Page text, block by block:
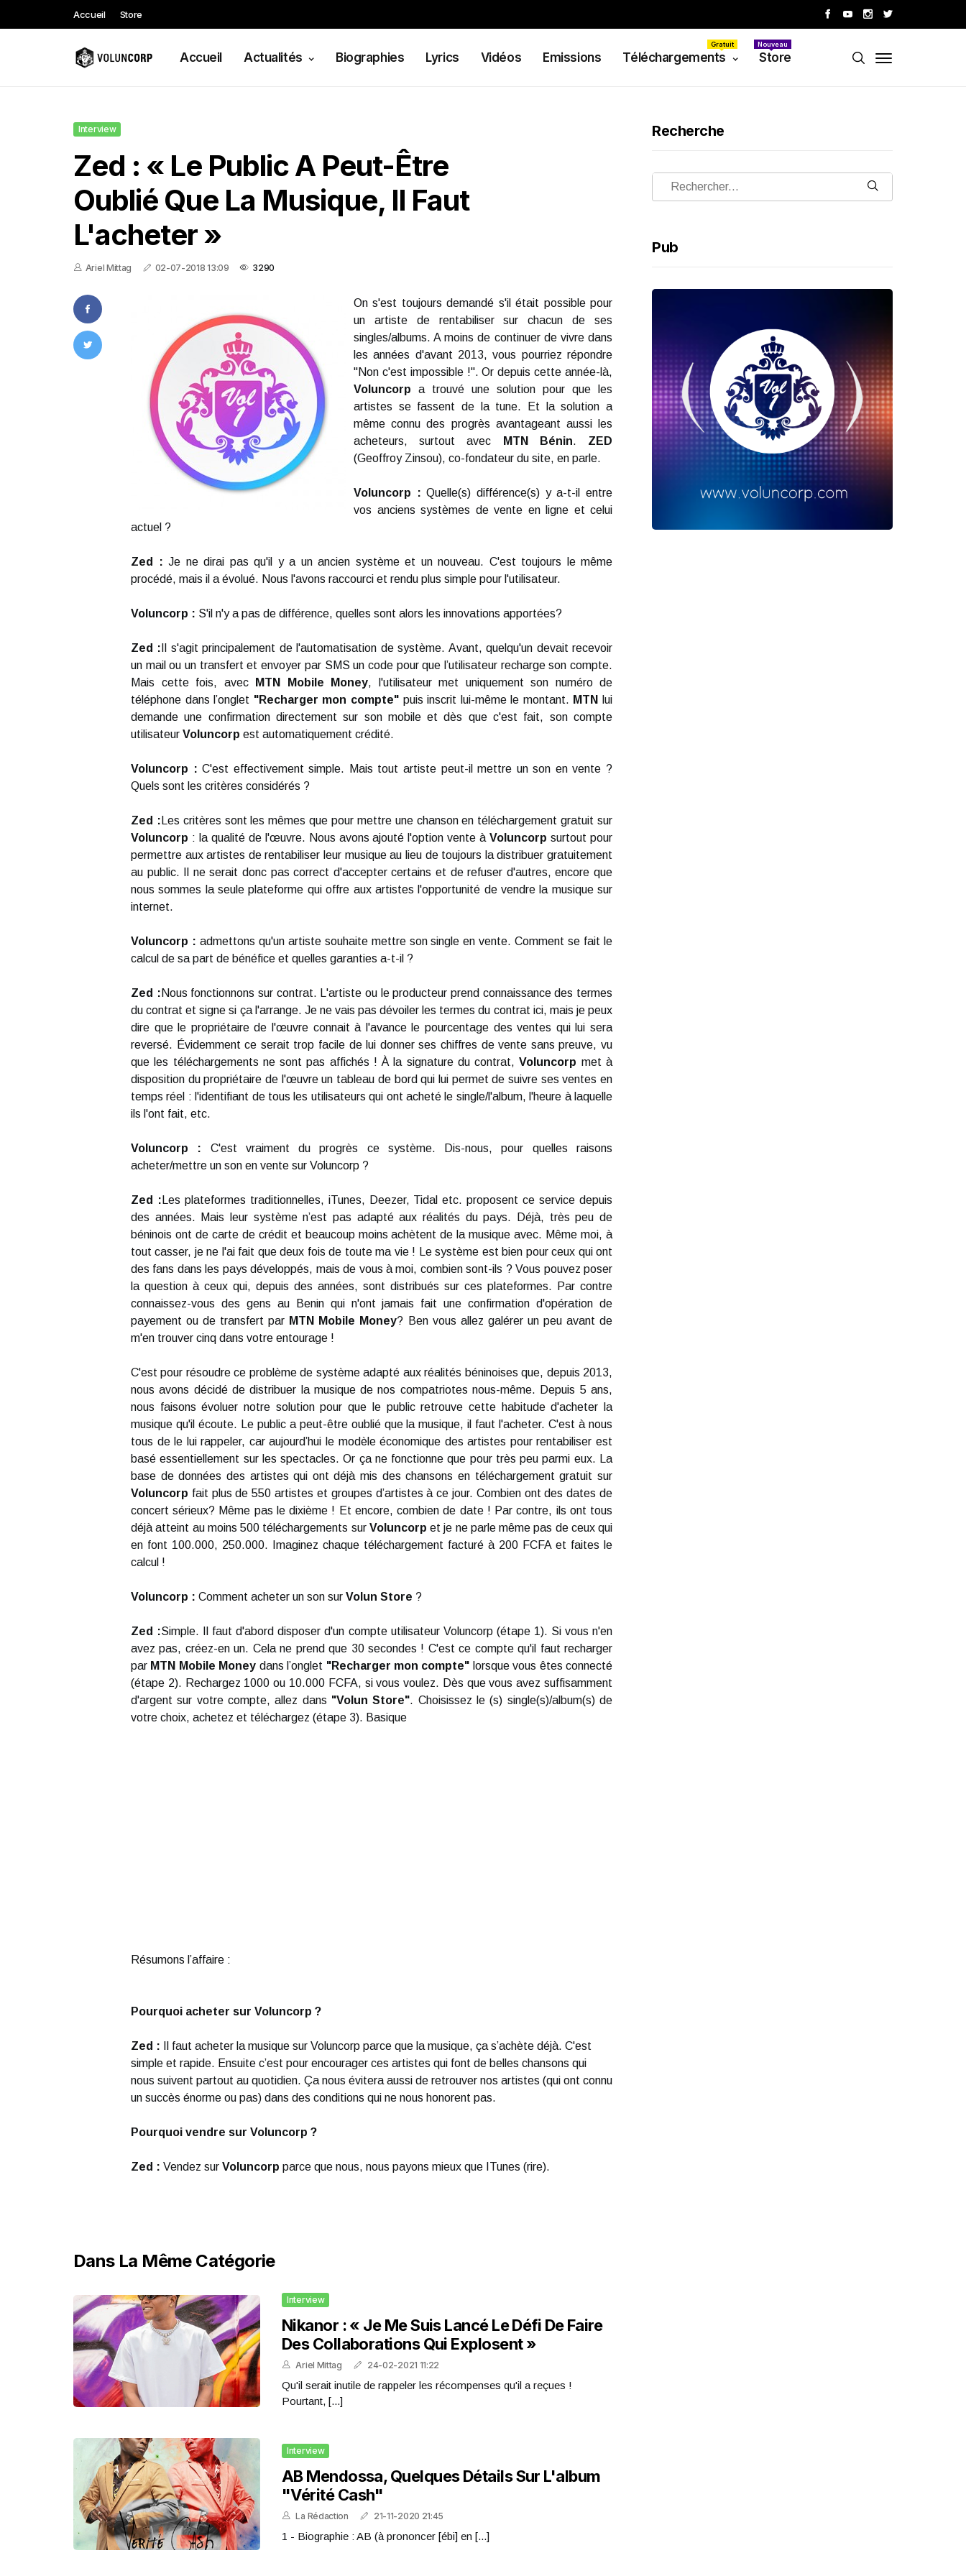
Accueil Store
Accueil Actualités Biographies Lyrics Vidéos Emissions Téléchargements
Gratuit
Store
Nouveau
Interview
Zed : « Le Public A Peut-Être
Oublié Que La Musique, Il Faut
L'acheter »
Ariel Mittag 02-07-2018 13:09 3290
On s'est toujours demandé s'il était possible pour
un artiste de rentabiliser sur chacun de ses
singles/albums. A moins de continuer de vivre dans
les années d'avant 2013, vous pourriez répondre
''Non c'est impossible !''. Or depuis cette année-là,
Voluncorp a trouvé une solution pour que les
artistes se fassent de la tune. Et la solution a
même connu des progrès avantageant aussi les
acheteurs, surtout avec
MTN Bénin. ZED
(Geoffroy Zinsou), co-fondateur du site, en parle.
Voluncorp : Quelle(s) différence(s) y a-t-il entre
vos anciens systèmes de vente en ligne et celui
actuel ?
Zed : Je ne dirai pas qu'il y a un ancien système et un nouveau. C'est toujours le même
procédé, mais il a évolué. Nous l'avons raccourci et rendu plus simple pour l'utilisateur.
Voluncorp : S'il n'y a pas de différence, quelles sont alors les innovations apportées?
Zed : Il s'agit principalement de l'automatisation de système. Avant, quelqu'un devait recevoir
un mail ou un transfert et envoyer par SMS un code pour que l’utilisateur recharge son compte.
Mais cette fois, avec
MTN Mobile Money, l'utilisateur met uniquement son numéro de
téléphone dans l’onglet "Recharger mon compte"puis inscrit lui-même le montant. MTN
lui
demande une confirmation directement sur son mobile et dès que c'est fait, son compte
utilisateur Voluncorp est automatiquement crédité.
Voluncorp : C'est effectivement simple. Mais tout artiste peut-il mettre un son en vente ?
Quels sont les critères considérés ?
Zed : Les critères sont les mêmes que pour mettre une chanson en téléchargement gratuit sur
Voluncorp : la qualité de l'œuvre. Nous avons ajouté l'option vente àVoluncorp surtout pour
permettre aux artistes de rentabiliser leur musique au lieu de toujours la distribuer gratuitement
au public. Il ne serait donc pas correct d'accepter certains et de refuser d'autres, encore que
nous sommes la seule plateforme qui offre aux artistes l'opportunité de vendre la musique sur
internet.
Voluncorp : admettons qu'un artiste souhaite mettre son single en vente. Comment se fait le
calcul de sa part de bénéfice et quelles garanties a-t-il ?
Zed : Nous fonctionnons sur contrat. L'artiste ou le producteur prend connaissance des termes
du contrat et signe si ça l'arrange. Je ne vais pas dévoiler les termes du contrat ici, mais je peux
dire que le propriétaire de l'œuvre connait à l'avance le pourcentage des ventes qui lui sera
reversé. Évidemment ce serait trop facile de lui donner ses chiffres de vente sans preuve, vu
que les téléchargements ne sont pas affichés ! À la signature du contrat,Voluncorp met à
disposition du propriétaire de l'œuvre un tableau de bord qui lui permet de suivre ses ventes en
temps réel : l'identifiant de tous les utilisateurs qui ont acheté le single/l'album, l'heure à laquelle
ils l'ont fait, etc.
Voluncorp : C'est vraiment du progrès ce système. Dis-nous, pour quelles raisons
acheter/mettre un son en vente sur Voluncorp ?
Zed : Les plateformes traditionnelles, iTunes, Deezer, Tidal etc. proposent ce service depuis
des années. Mais leur système n’est pas adapté aux réalités du pays. Déjà, très peu de
béninois ont de carte de crédit et beaucoup moins achètent de la musique avec. Même moi, à
tout casser, je ne l'ai fait que deux fois de toute ma vie ! Le système est bien pour ceux qui ont
des fans dans les pays développés, mais de vous à moi, combien sont-ils ? Vous pouvez poser
la question à ceux qui, depuis des années, sont distribués sur ces plateformes. Par contre
connaissez-vous des gens au Benin qui n'ont jamais fait une confirmation d'opération de
payement ou de transfert par MTN Mobile Money? Ben vous allez galérer un peu avant de
m'en trouver cinq dans votre entourage !
C'est pour résoudre ce problème de système adapté aux réalités béninoises que, depuis 2013,
nous avons décidé de distribuer la musique de nos compatriotes nous-même. Depuis 5 ans,
nous faisons évoluer notre solution pour que le public retrouve cette habitude d'acheter la
musique qu'il écoute. Le public a peut-être oublié que la musique, il faut l'acheter. C'est à nous
tous de le lui rappeler, car aujourd’hui le modèle économique des artistes pour rentabiliser est
basé essentiellement sur les spectacles. Or ça ne fonctionne que pour très peu parmi eux. La
base de données des artistes qui ont déjà mis des chansons en téléchargement gratuit sur
Voluncorp fait plus de 550 artistes et groupes d’artistes à ce jour. Combien ont des dates de
concert sérieux? Même pas le dixième ! Et encore, combien de date ! Par contre, ils ont tous
déjà atteint au moins 500 téléchargements sur Voluncorp et je ne parle même pas de ceux qui
en font 100.000, 250.000. Imaginez chaque téléchargement facturé à 200 FCFA et faites le
calcul !
Voluncorp : Comment acheter un son sur Volun Store ?
Zed :Simple. Il faut d'abord disposer d'un compte utilisateur Voluncorp (étape 1). Si vous n'en
avez pas, créez-en un. Cela ne prend que 30 secondes ! C'est ce compte qu'il faut recharger
par MTN Mobile Money dans l’onglet "Recharger mon compte" lorsque vous êtes connecté
(étape 2). Rechargez 1000 ou 10.000 FCFA, si vous voulez. Dès que vous avez suffisamment
d'argent sur votre compte, allez dans "Volun Store". Choisissez le (s) single(s)/album(s) de
votre choix, achetez et téléchargez (étape 3). Basique
Résumons l’affaire :
Pourquoi acheter sur Voluncorp ?
Zed : Il faut acheter la musique sur Voluncorp parce que la musique, ça s’achète déjà. C'est
simple et rapide. Ensuite c’est pour encourager ces artistes qui font de belles chansons qui
nous suivent partout au quotidien. Ça nous évitera aussi de retrouver nos artistes (qui ont connu
un succès énorme ou pas) dans des conditions qui ne nous honorent pas.
Pourquoi vendre sur Voluncorp ?
Zed : Vendez sur Voluncorp parce que nous, nous payons mieux que ITunes (rire).
Dans La Même Catégorie
Interview
Nikanor : « Je Me Suis Lancé Le Défi De Faire
Des Collaborations Qui Explosent »
Ariel Mittag 24-02-2021 11:22
Qu'il serait inutile de rappeler les récompenses qu'il a reçues !
Pourtant, [...]
Interview
AB Mendossa, Quelques Détails Sur L'album
"Vérité Cash"
La Rédaction 21-11-2020 21:45
1 - Biographie : AB (à prononcer [ébi] en [...]
Recherche
Pub